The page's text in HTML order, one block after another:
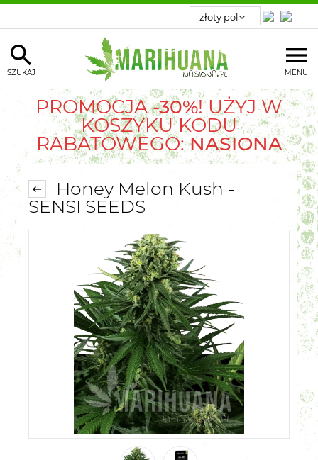
MENU
SZUKAJ
PROMOCJA-30%! UŻYJ W
KOSZYKU KODU
RABATOWEGO:NASIONA
Honey Melon Kush -
SENSI SEEDS